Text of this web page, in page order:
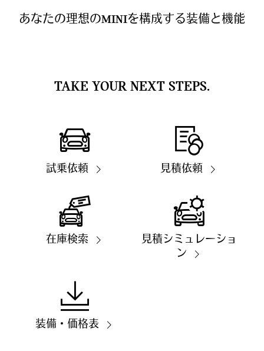
あなたの理想のMINIを構成する装備と機能
TAKE YOUR NEXT STEPS.
試乗依頼 見積依頼
在庫検索
見積シミュレーショ
ン
装備・価格表